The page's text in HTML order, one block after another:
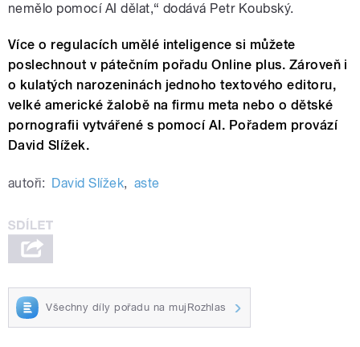
nemělo pomocí AI dělat,“ dodává Petr Koubský.
Více o regulacích umělé inteligence si můžete
poslechnout v pátečním pořadu Online plus. Zároveň i
o kulatých narozeninách jednoho textového editoru,
velké americké žalobě na firmu meta nebo o dětské
pornografii vytvářené s pomocí AI. Pořadem provází
David Slížek.
autoři: David Slížek, aste
Všechny díly pořadu na mujRozhlas